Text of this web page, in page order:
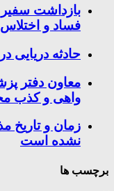
بازداشت سفیر
فساد و
حادثه دریایی
معاون دفتر
واهی و کذب
زمان و تاریخ
نشده است
برچسب ها